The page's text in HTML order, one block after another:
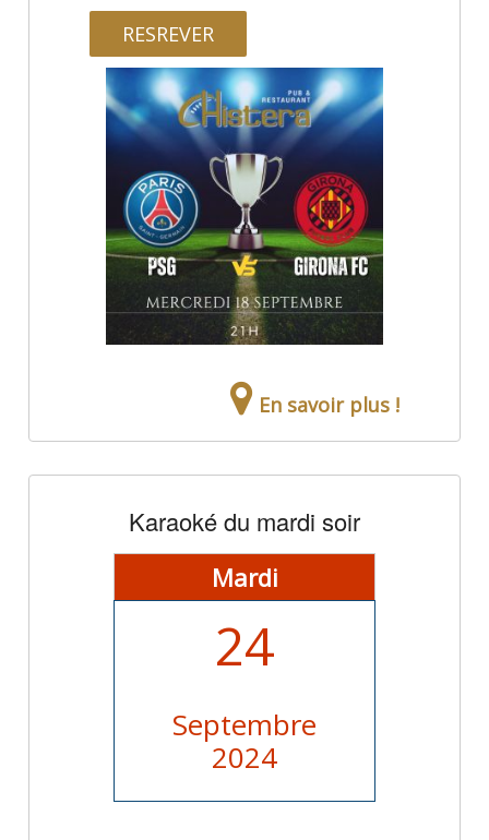
RESREVER
En savoir plus !
Karaoké du mardi soir
Mardi
24
Septembre
2024